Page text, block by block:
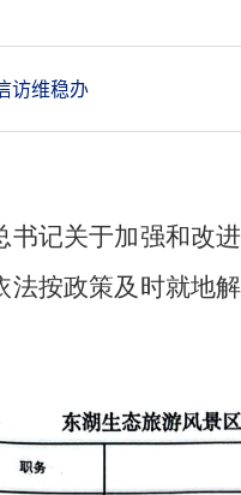
访维稳办
书记关于加强和改
法按政策及时就地